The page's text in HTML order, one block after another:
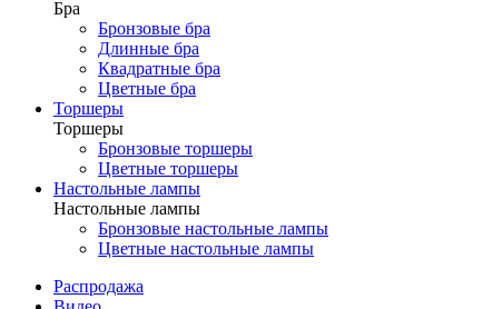
Бра
Бронзовые бра
Длинные бра
Квадратные бра
Цветные бра
Торшеры
Торшеры
Бронзовые торшеры
Цветные торшеры
Настольные лампы
Настольные лампы
Бронзовые настольные лампы
Цветные настольные лампы
Распродажа